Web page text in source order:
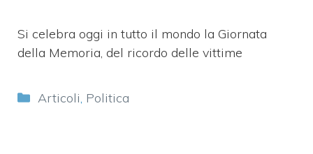
Si celebra oggi in tutto il mondo la Giornata
della Memoria, del ricordo delle vittime
Categorie
Articoli, Politica